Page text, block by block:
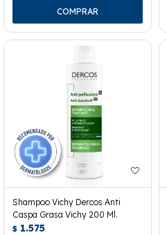
Shampoo Vichy Dercos Anti
Caspa Grasa Vichy 200 Ml.
$ 1.575